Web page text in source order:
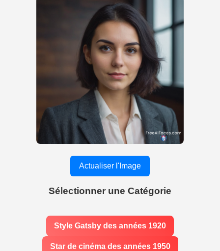
Actualiser l'Image
Sélectionner une Catégorie
Style Gatsby des années 1920
Star de cinéma des années 1950